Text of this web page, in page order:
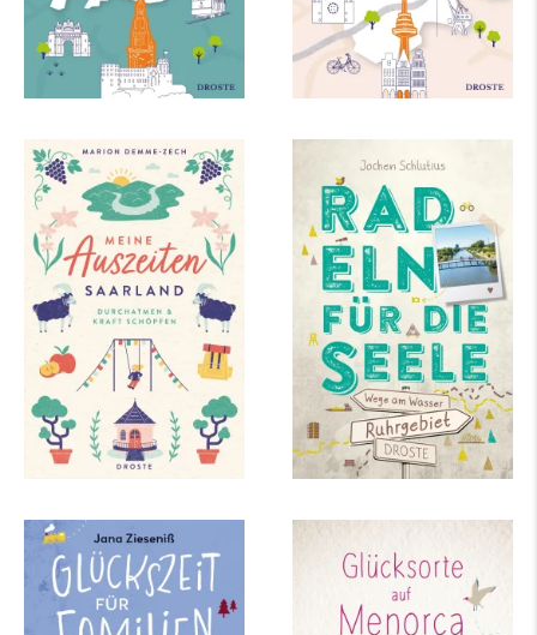
Marion Demme-Zech
Meine Auszeiten -
Saarland
mehr Infos …
Jochen Schlutius
Ruhrgebiet. Radeln
für die Seele. Wege
am Wasser
mehr Infos …
Jana Zieseniß
Glückszeit für
Familien – Harz
Petra Sparrer
Glücksorte auf
Menorca